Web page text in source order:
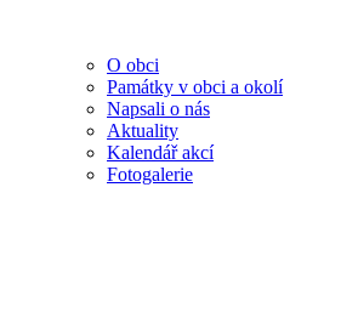
O obci
Památky v obci a okolí
Napsali o nás
Aktuality
Kalendář akcí
Fotogalerie